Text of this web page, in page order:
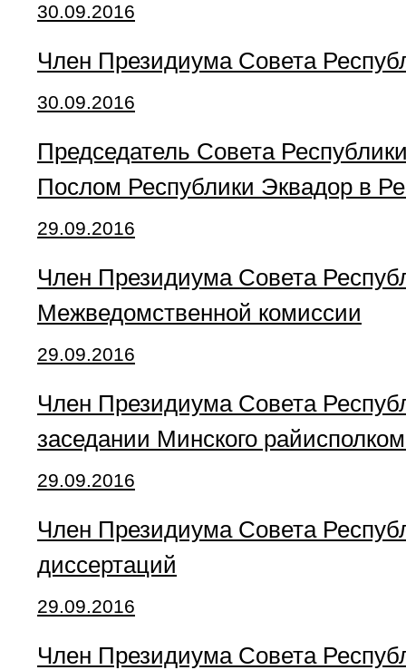
30.09.2016
Член Президиума Совета
30.09.2016
Председатель Совета
Послом Республики Эквадор в
29.09.2016
Член Президиума Совета
Межведомственной комиссии
29.09.2016
Член Президиума Совета
заседании Минского
29.09.2016
Член Президиума Совета
диссертаций
29.09.2016
Член Президиума Совета